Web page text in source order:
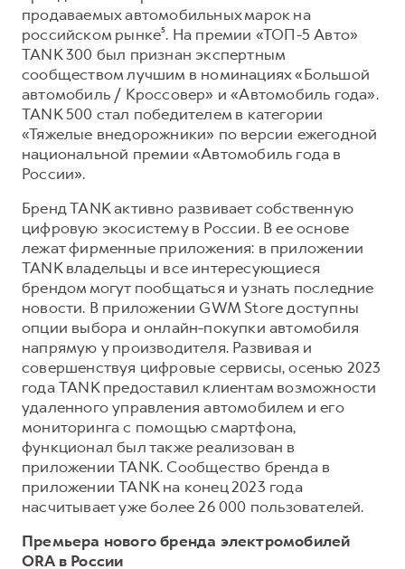
продаваемых автомобильных марок на
российском рынке⁵. На премии «ТОП-5 Авто»
TANK 300 был признан экспертным
сообществом лучшим в номинациях «Большой
автомобиль / Кроссовер» и «Автомобиль года».
TANK 500 стал победителем в категории
«Тяжелые внедорожники» по версии ежегодной
национальной премии «Автомобиль года в
России».
Бренд TANK активно развивает собственную
цифровую экосистему в России. В ее основе
лежат фирменные приложения: в приложении
TANK владельцы и все интересующиеся
брендом могут пообщаться и узнать последние
новости. В приложении GWM Store доступны
опции выбора и онлайн-покупки автомобиля
напрямую у производителя. Развивая и
совершенствуя цифровые сервисы, осенью 2023
года TANK предоставил клиентам возможности
удаленного управления автомобилем и его
мониторинга с помощью смартфона,
функционал был также реализован в
приложении TANK. Сообщество бренда в
приложении TANK на конец 2023 года
насчитывает уже более 26 000 пользователей.
Премьера нового бренда электромобилей
ORA в России